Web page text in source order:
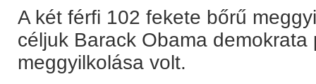
A két férfi 102 fekete bőrű
céljuk Barack Obama demokrata
meggyilkolása volt.